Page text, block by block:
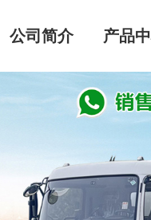
公司简介 产品